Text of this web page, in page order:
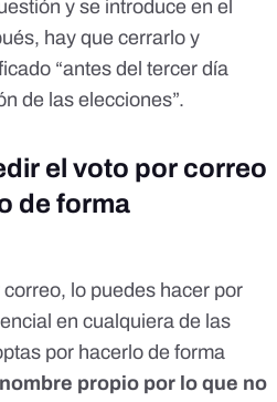
y se introduce en el
hay que cerrarlo y
“antes del tercer día
de las elecciones”.
el voto por correo
de forma
lo puedes hacer por
en cualquiera de las
por hacerlo de forma
propio por lo que no